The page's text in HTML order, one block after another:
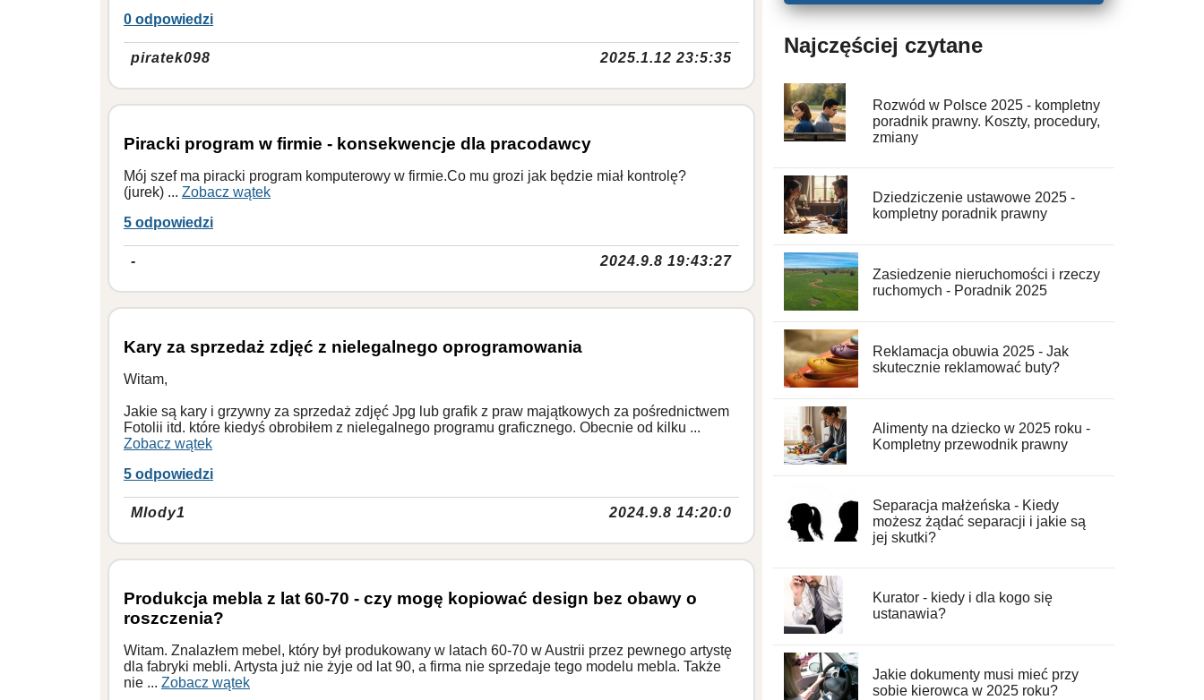
0 odpowiedzi
piratek098 2025.1.12 23:5:35
Piracki program w firmie - konsekwencje dla pracodawcy
Mój szef ma piracki program komputerowy w firmie.Co mu grozi jak będzie miał kontrolę?
(jurek) ... Zobacz wątek
5 odpowiedzi
- 2024.9.8 19:43:27
Kary za sprzedaż zdjęć z nielegalnego oprogramowania
Witam,
Jakie są kary i grzywny za sprzedaż zdjęć Jpg lub grafik z praw majątkowych za pośrednictwem
Fotolii itd. które kiedyś obrobiłem z nielegalnego programu graficznego. Obecnie od kilku ...
Zobacz wątek
5 odpowiedzi
Mlody1 2024.9.8 14:20:0
Produkcja mebla z lat 60-70 - czy mogę kopiować design bez obawy o
roszczenia?
Witam. Znalazłem mebel, który był produkowany w latach 60-70 w Austrii przez pewnego artystę
dla fabryki mebli. Artysta już nie żyje od lat 90, a firma nie sprzedaje tego modelu mebla. Także
nie ... Zobacz wątek
Najczęściej czytane
Rozwód w Polsce 2025 - kompletny
poradnik prawny. Koszty, procedury,
zmiany
Dziedziczenie ustawowe 2025 -
kompletny poradnik prawny
Zasiedzenie nieruchomości i rzeczy
ruchomych - Poradnik 2025
Reklamacja obuwia 2025 - Jak
skutecznie reklamować buty?
Alimenty na dziecko w 2025 roku -
Kompletny przewodnik prawny
Separacja małżeńska - Kiedy
możesz żądać separacji i jakie są
jej skutki?
Kurator - kiedy i dla kogo się
ustanawia?
Jakie dokumenty musi mieć przy
sobie kierowca w 2025 roku?